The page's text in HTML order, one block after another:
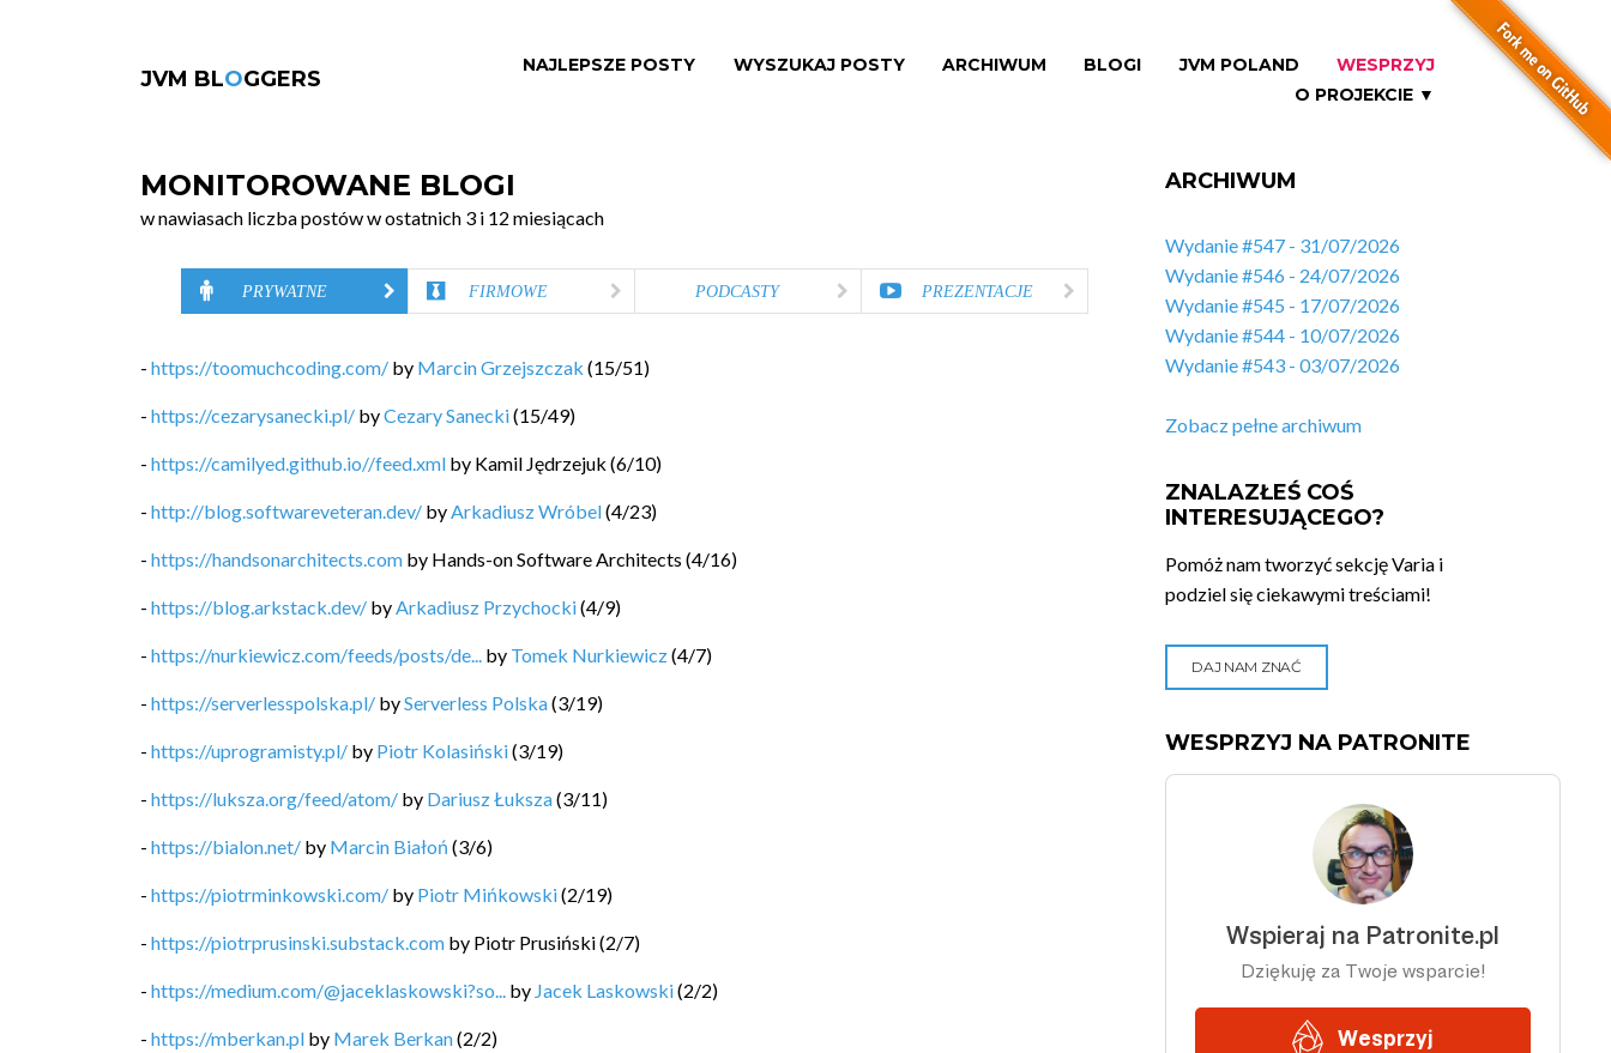
JVM BLOGGERS
NAJLEPSZE POSTY WYSZUKAJ POSTY ARCHIWUM BLOGI JVM POLAND
WESPRZYJ
O PROJEKCIE ▼
MONITOROWANE BLOGI
w nawiasach liczba postów w ostatnich 3 i 12 miesiącach
PRYWATNE FIRMOWE PODCASTY PREZENTACJE
- https://toomuchcoding.com/ by Marcin Grzejszczak (15/51)
- https://cezarysanecki.pl/ byCezary Sanecki(15/49)
- https://camilyed.github.io//feed.xml by Kamil Jędrzejuk (6/10)
- http://blog.softwareveteran.dev/ byArkadiusz Wróbel(4/23)
- https://handsonarchitects.com by Hands-on Software Architects (4/16)
- https://blog.arkstack.dev/ byArkadiusz Przychocki(4/9)
- https://nurkiewicz.com/feeds/posts/de... by Tomek Nurkiewicz(4/7)
- https://serverlesspolska.pl/ byServerless Polska(3/19)
- https://uprogramisty.pl/ by Piotr Kolasiński(3/19)
- https://luksza.org/feed/atom/ by Dariusz Łuksza(3/11)
- https://bialon.net/ by Marcin Białoń (3/6)
- https://piotrminkowski.com/ by Piotr Mińkowski(2/19)
- https://piotrprusinski.substack.com by Piotr Prusiński(2/7)
- https://medium.com/@jaceklaskowski?so... by Jacek Laskowski(2/2)
- https://mberkan.pl by Marek Berkan(2/2)
ARCHIWUM
Wydanie #547 - 31/07/2026
Wydanie #546 - 24/07/2026
Wydanie #545 - 17/07/2026
Wydanie #544 - 10/07/2026
Wydanie #543 - 03/07/2026
Zobacz pełne archiwum
ZNALAZŁEŚ COŚ
INTERESUJĄCEGO?
Pomóż nam tworzyć sekcję Varia i
podziel się ciekawymi treściami!
DAJ NAM ZNAĆ
WESPRZYJ NA PATRONITE